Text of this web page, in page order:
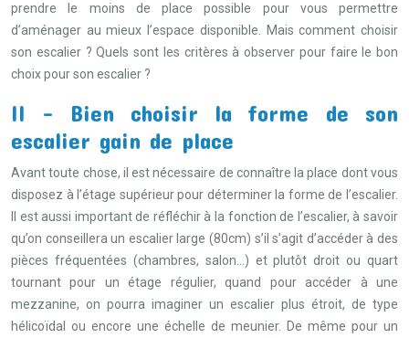
prendre le moins de place possible pour vous permettre
d’aménager au mieux l’espace disponible. Mais comment choisir
son escalier ? Quels sont les critères à observer pour faire le bon
choix pour son escalier ?
II – Bien choisir la forme de son
escalier gain de place
Avant toute chose, il est nécessaire de connaître la place dont vous
disposez à l’étage supérieur pour déterminer la forme de l’escalier.
Il est aussi important de réfléchir à la fonction de l’escalier, à savoir
qu’on conseillera un escalier large (80cm) s’il s’agit d’accéder à des
pièces fréquentées (chambres, salon…) et plutôt droit ou quart
tournant pour un étage régulier, quand pour accéder à une
mezzanine, on pourra imaginer un escalier plus étroit, de type
hélicoïdal ou encore une échelle de meunier. De même pour un